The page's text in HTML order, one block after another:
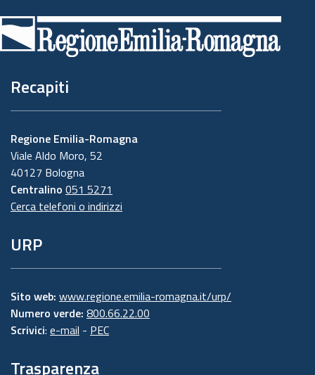
di
pagina
Recapiti
Regione Emilia-Romagna
Viale Aldo Moro, 52
40127 Bologna
Centralino 051 5271
Cerca telefoni o indirizzi
URP
Sito web: www.regione.emilia-romagna.it/urp/
Numero verde: 800.66.22.00
Scrivici: e-mail - PEC
Trasparenza